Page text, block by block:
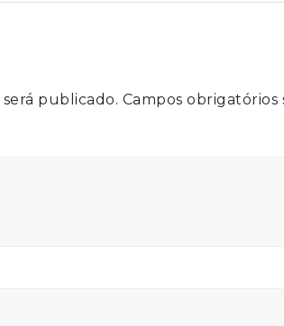
publicado. Campos obrigatórios